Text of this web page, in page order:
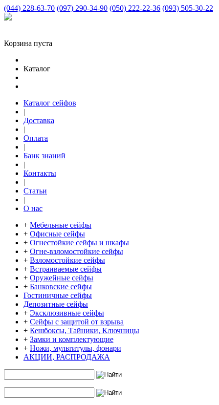
(044) 228-63-70 (097) 290-34-90 (050) 222-22-36 (093) 505-30-22
Корзина пуста
Каталог
Каталог сейфов
|
Доставка
|
Оплата
|
Банк знаний
|
Контакты
|
Статьи
|
О нас
+ Мебельные сейфы
+ Офисные сейфы
+ Огнестойкие сейфы и шкафы
+ Огне-взломостойкие сейфы
+ Взломостойкие сейфы
+ Встраиваемые сейфы
+ Оружейные сейфы
+ Банковские сейфы
Гостиничные сейфы
Депозитные сейфы
+ Эксклюзивные сейфы
+ Сейфы с защитой от взрыва
+ Кешбоксы, Тайники, Ключницы
+ Замки и комплектующие
+ Ножи, мультитулы, фонари
АКЦИИ, РАСПРОДАЖА